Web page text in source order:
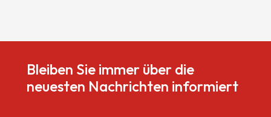
Bleiben Sie immer über die
neuesten Nachrichten informiert